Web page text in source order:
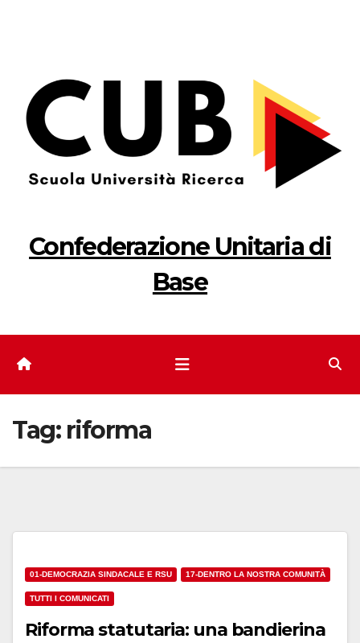
Confederazione Unitaria di
Base
Tag: riforma
01-DEMOCRAZIA SINDACALE E RSU 17-DENTRO LA NOSTRA COMUNITÀ
TUTTI I COMUNICATI
Riforma statutaria: una bandierina